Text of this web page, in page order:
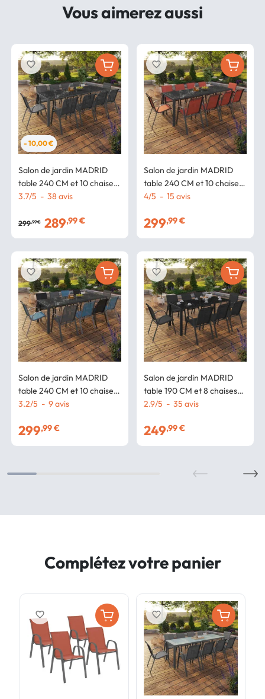
Vous aimerez aussi
- 10,00 €
Salon de jardin MADRID
table 240 CM et 10 chaises
empilables gris anthracite
3.7/5 - 38 avis
299,99 € 289,99 €
favorite_border
Salon de jardin MADRID
table 240 CM et 10 chaises
empilables mix color bleu,
3.2/5 - 9avis
299,99 €
favorite_border
Salon de jardin MADRID
table 240 CM et 10 chaises
empilables terracotta et
4/5 - 15 avis
299,99 €
favorite_border
Salon de jardin MADRID
table 190 CM et 8 chaises
empilables noires
2.9/5 - 35 avis
249,99 €
favorite_border
Complétez votre panier
favorite_border favorite_border